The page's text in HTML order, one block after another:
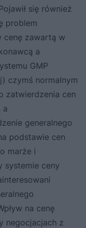
się również
problem
cenę zawartą w
a
GMP
czymś normalnym
zatwierdzenia cen
a
generalnego
podstawie cen
marże i
systemie ceny
na cenę
negocjacjach z